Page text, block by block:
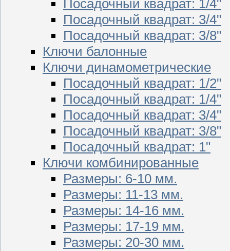
Посадочный квадрат: 1/4"
Посадочный квадрат: 3/4"
Посадочный квадрат: 3/8"
Ключи балонные
Ключи динамометрические
Посадочный квадрат: 1/2"
Посадочный квадрат: 1/4"
Посадочный квадрат: 3/4"
Посадочный квадрат: 3/8"
Посадочный квадрат: 1"
Ключи комбинированные
Размеры: 6-10 мм.
Размеры: 11-13 мм.
Размеры: 14-16 мм.
Размеры: 17-19 мм.
Размеры: 20-30 мм.